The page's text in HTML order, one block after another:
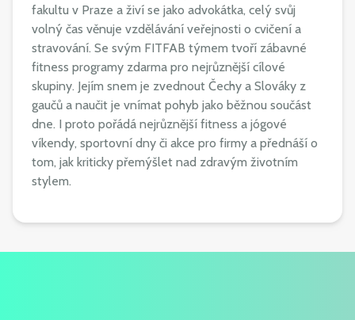
fakultu v Praze a živí se jako advokátka, celý svůj
volný čas věnuje vzdělávání veřejnosti o cvičení a
stravování. Se svým FITFAB týmem tvoří zábavné
fitness programy zdarma pro nejrůznější cílové
skupiny. Jejím snem je zvednout Čechy a Slováky z
gaučů a naučit je vnímat pohyb jako běžnou součást
dne. I proto pořádá nejrůznější fitness a jógové
víkendy, sportovní dny či akce pro firmy a přednáší o
tom, jak kriticky přemýšlet nad zdravým životním
stylem.